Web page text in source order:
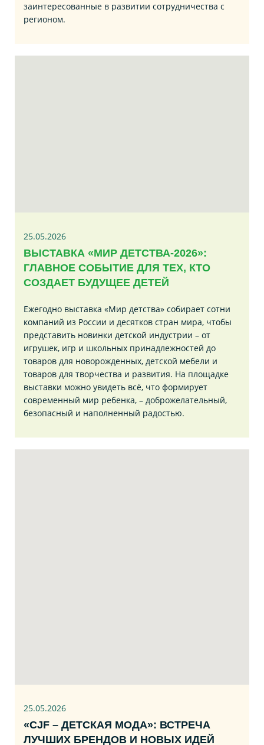
заинтересованные в развитии сотрудничества с
регионом.
25.05.2026
ВЫСТАВКА «МИР ДЕТСТВА-2026»:
ГЛАВНОЕ СОБЫТИЕ ДЛЯ ТЕХ, КТО
СОЗДАЕТ БУДУЩЕЕ ДЕТЕЙ
Ежегодно выставка «Мир детства» собирает сотни
компаний из России и десятков стран мира, чтобы
представить новинки детской индустрии – от
игрушек, игр и школьных принадлежностей до
товаров для новорожденных, детской мебели и
товаров для творчества и развития. На площадке
выставки можно увидеть всё, что формирует
современный мир ребенка, – доброжелательный,
безопасный и наполненный радостью.
25.05.2026
«CJF – ДЕТСКАЯ МОДА»: ВСТРЕЧА
ЛУЧШИХ БРЕНДОВ И НОВЫХ ИДЕЙ